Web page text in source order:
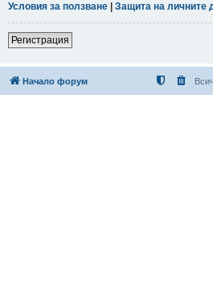
Условия за ползване
Защита на личните
Регистрация
Начало форум